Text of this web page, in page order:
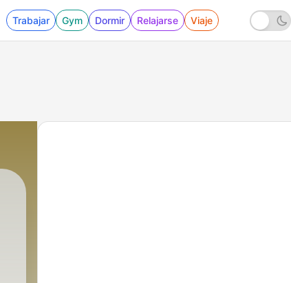
Trabajar Gym Dormir Relajarse Viaje